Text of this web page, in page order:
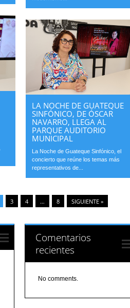
LA NOCHE DE GUATEQUE
SINFÓNICO, DE ÓSCAR
NAVARRO, LLEGA AL
PARQUE AUDITORIO
MUNICIPAL
La Noche de Guateque Sinfónico, el
concierto que reúne los temas más
representativos de...
3 4 … 8 SIGUIENTE »
Comentarios
recientes
No comments.